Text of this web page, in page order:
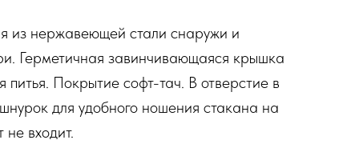
из нержавеющей стали снаружи и
Герметичная завинчивающаяся крышка
Покрытие софт-тач. В отверстие в
для удобного ношения стакана на
входит.